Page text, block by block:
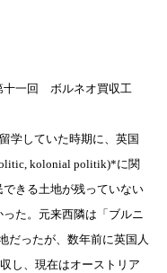
十一回 ボルネオ買収工
学していた時期に、英国
kolonial politik)*に関
きる土地が残っていない
た。元来西隣は「ブルニ
だったが、数年前に英国人
し、現在はオーストリア